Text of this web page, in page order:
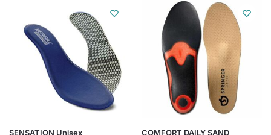
SENSATION Unisex COMFORT DAILY SAND